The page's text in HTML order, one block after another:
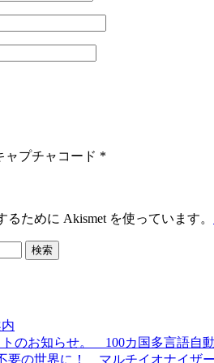
ャプチャコード *
ために Akismet を使っています。
のお知らせ。 100カ国多言語自
要の世界に！ マルチイオナイザ